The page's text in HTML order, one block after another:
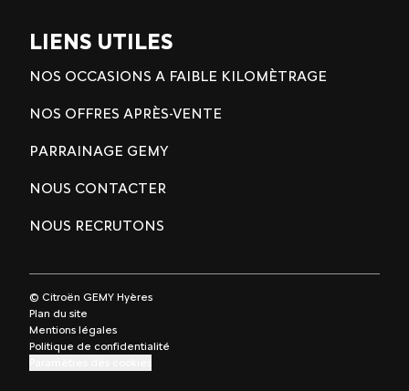
LIENS UTILES
NOS OCCASIONS A FAIBLE KILOMÈTRAGE
NOS OFFRES APRÈS-VENTE
PARRAINAGE GEMY
NOUS CONTACTER
NOUS RECRUTONS
© Citroën GEMY Hyères
Plan du site
Mentions légales
Politique de confidentialité